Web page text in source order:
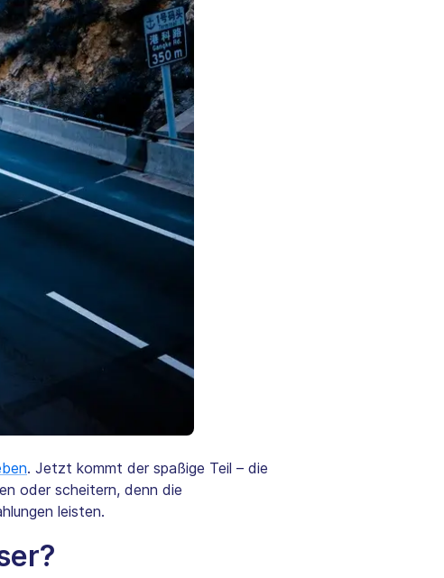
. Jetzt kommt der spaßige Teil – die
oder scheitern, denn die
leisten.